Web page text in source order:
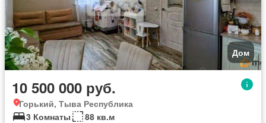
Дом
10 500 000 руб.
Горький, Тыва Республика
3 Комнаты
88 кв.м